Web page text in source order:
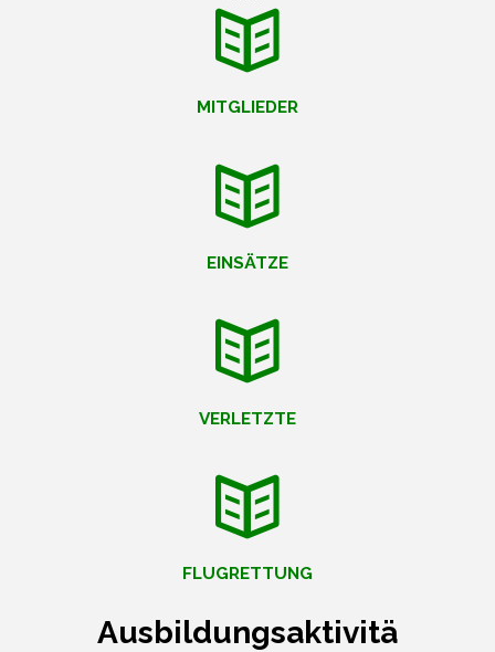
MITGLIEDER
EINSÄTZE
VERLETZTE
FLUGRETTUNG
Ausbildungsaktivitä